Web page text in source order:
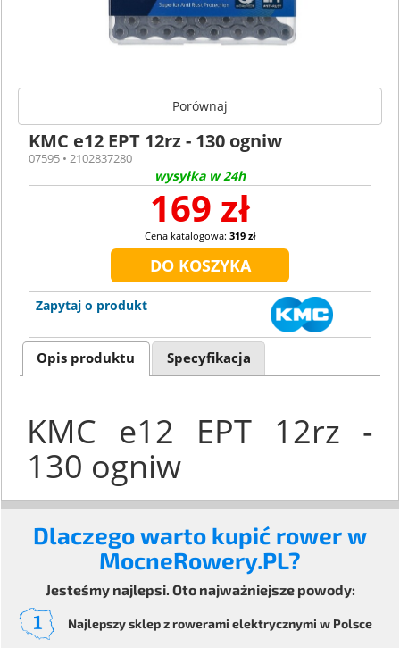
Porównaj
KMC e12 EPT 12rz - 130 ogniw
07595 • 2102837280
wysyłka w 24h
169 zł
Cena katalogowa: 319 zł
Zapytaj o produkt
Opis produktu Specyfikacja
KMC e12 EPT 12rz -
130 ogniw
Dlaczego warto kupić rower w
MocneRowery.PL?
Jesteśmy najlepsi. Oto najważniejsze powody:
Najlepszy sklep z rowerami elektrycznymi w Polsce